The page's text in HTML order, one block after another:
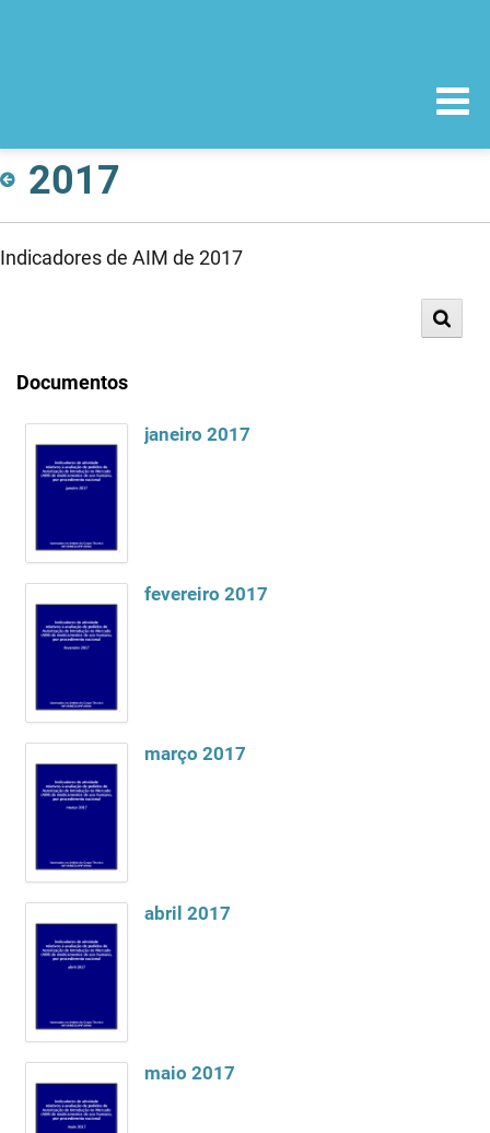
2017
Indicadores de AIM de 2017
Documentos
janeiro 2017
fevereiro 2017
março 2017
abril 2017
maio 2017